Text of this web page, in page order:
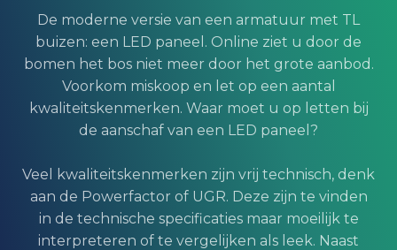
De moderne versie van een armatuur met TL
buizen: een LED paneel. Online ziet u door de
bomen het bos niet meer door het grote aanbod.
Voorkom miskoop en let op een aantal
kwaliteitskenmerken. Waar moet u op letten bij
de aanschaf van een LED paneel?
Veel kwaliteitskenmerken zijn vrij technisch, denk
aan de Powerfactor of UGR. Deze zijn te vinden
in de technische specificaties maar moeilijk te
interpreteren of te vergelijken als leek. Naast